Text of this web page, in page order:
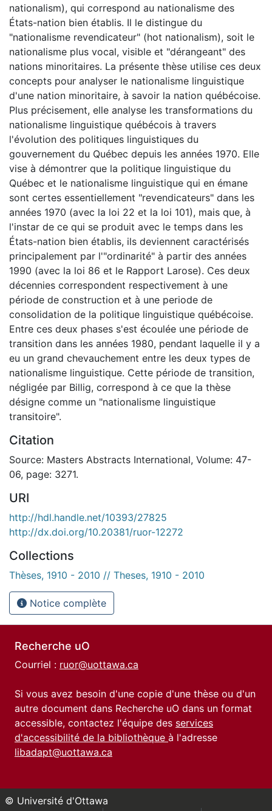
nationalism), qui correspond au nationalisme des
États-nation bien établis. Il le distingue du
"nationalisme revendicateur" (hot nationalism), soit le
nationalisme plus vocal, visible et "dérangeant" des
nations minoritaires. La présente thèse utilise ces deux
concepts pour analyser le nationalisme linguistique
d'une nation minoritaire, à savoir la nation québécoise.
Plus précisement, elle analyse les transformations du
nationalisme linguistique québécois à travers
l'évolution des politiques linguistiques du
gouvernement du Québec depuis les années 1970. Elle
vise à démontrer que la politique linguistique du
Québec et le nationalisme linguistique qui en émane
sont certes essentiellement "revendicateurs" dans les
années 1970 (avec la loi 22 et la loi 101), mais que, à
l'instar de ce qui se produit avec le temps dans les
États-nation bien établis, ils deviennent caractérisés
principalement par l'"ordinarité" à partir des années
1990 (avec la loi 86 et le Rapport Larose). Ces deux
décennies correspondent respectivement à une
période de construction et à une periode de
consolidation de la politique linguistique québécoise.
Entre ces deux phases s'est écoulée une période de
transition dans les années 1980, pendant laquelle il y a
eu un grand chevauchement entre les deux types de
nationalisme linguistique. Cette période de transition,
négligée par Billig, correspond à ce que la thèse
désigne comme un "nationalisme linguistique
transitoire".
Citation
Source: Masters Abstracts International, Volume: 47-
06, page: 3271.
URI
http://hdl.handle.net/10393/27825
http://dx.doi.org/10.20381/ruor-12272
Collections
Thèses, 1910 - 2010 // Theses, 1910 - 2010
Notice complète
Recherche uO
Courriel : ruor@uottawa.ca
Si vous avez besoin d'une copie d'une thèse ou d'un
autre document dans Recherche uO dans un format
accessible, contactez l'équipe des services
d'accessibilité de la bibliothèque à l'adresse
libadapt@uottawa.ca
© Université d'Ottawa